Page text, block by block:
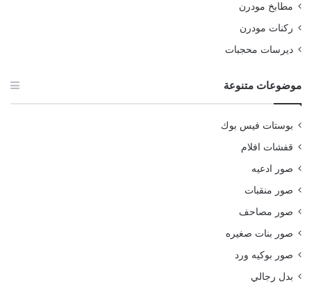
مطابخ مودرن
ركنات مودرن
ديرسات محجبات
موضوعات متنوعة
بوستات فيس بوك
قفشات افلام
صور ادعيه
صور منقبات
صور مصاحف
صور بنات صغيره
صور بوكيه ورد
بدل رجالي